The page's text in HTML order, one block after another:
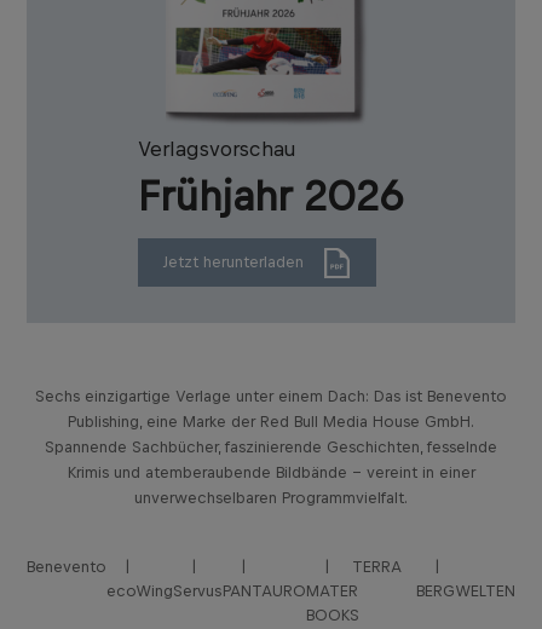
Verlagsvorschau
Frühjahr 2026
Jetzt herunterladen
Sechs einzigartige Verlage unter einem Dach: Das ist Benevento
Publishing, eine Marke der Red Bull Media House GmbH.
Spannende Sachbücher, faszinierende Geschichten, fesselnde
Krimis und atemberaubende Bildbände – vereint in einer
unverwechselbaren Programmvielfalt.
Benevento
ecoWingServusPANTAURO
TERRA
MATER
BOOKS
BERGWELTEN